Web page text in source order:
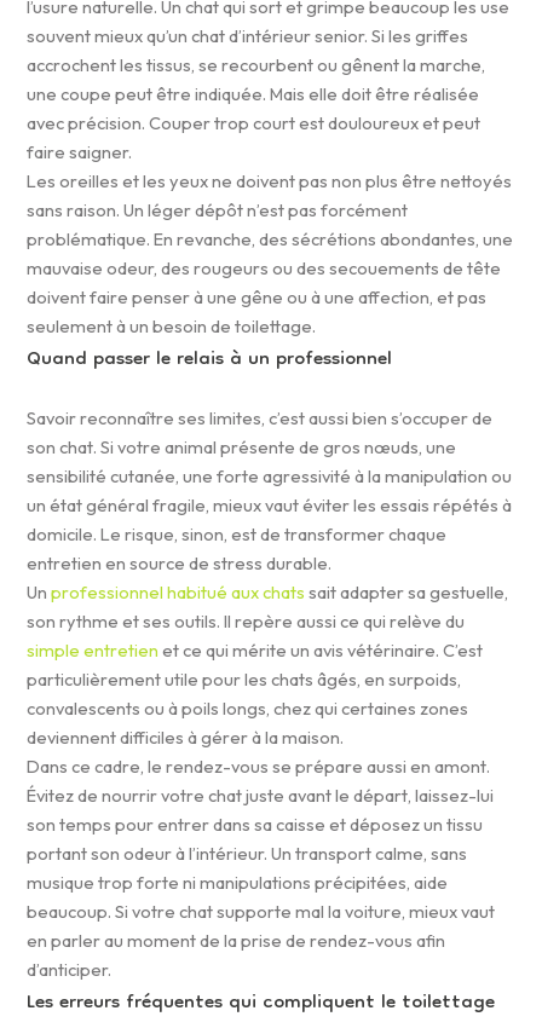
l’usure naturelle. Un chat qui sort et grimpe beaucoup les use
souvent mieux qu’un chat d’intérieur senior. Si les griffes
accrochent les tissus, se recourbent ou gênent la marche,
une coupe peut être indiquée. Mais elle doit être réalisée
avec précision. Couper trop court est douloureux et peut
faire saigner.
Les oreilles et les yeux ne doivent pas non plus être nettoyés
sans raison. Un léger dépôt n’est pas forcément
problématique. En revanche, des sécrétions abondantes, une
mauvaise odeur, des rougeurs ou des secouements de tête
doivent faire penser à une gêne ou à une affection, et pas
seulement à un besoin de toilettage.
Quand passer le relais à un professionnel
Savoir reconnaître ses limites, c’est aussi bien s’occuper de
son chat. Si votre animal présente de gros nœuds, une
sensibilité cutanée, une forte agressivité à la manipulation ou
un état général fragile, mieux vaut éviter les essais répétés à
domicile. Le risque, sinon, est de transformer chaque
entretien en source de stress durable.
Unprofessionnel habitué aux chats sait adapter sa gestuelle,
son rythme et ses outils. Il repère aussi ce qui relève du
simple entretien et ce qui mérite un avis vétérinaire. C’est
particulièrement utile pour les chats âgés, en surpoids,
convalescents ou à poils longs, chez qui certaines zones
deviennent difficiles à gérer à la maison.
Dans ce cadre, le rendez-vous se prépare aussi en amont.
Évitez de nourrir votre chat juste avant le départ, laissez-lui
son temps pour entrer dans sa caisse et déposez un tissu
portant son odeur à l’intérieur. Un transport calme, sans
musique trop forte ni manipulations précipitées, aide
beaucoup. Si votre chat supporte mal la voiture, mieux vaut
en parler au moment de la prise de rendez-vous afin
d’anticiper.
Les erreurs fréquentes qui compliquent le toilettage